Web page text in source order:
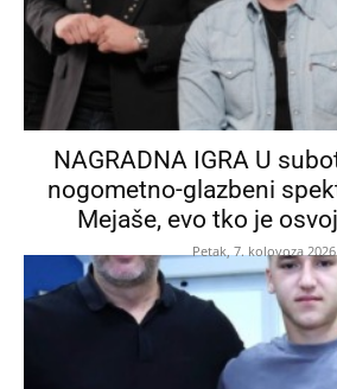
NAGRADNA IGRA U
nogometno-glazbeni
Mejaše, evo tko je
Petak, 7. kolovoza